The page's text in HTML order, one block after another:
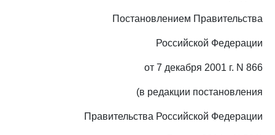
Постановлением Правительства
Российской Федерации
от 7 декабря 2001 г. N 866
(в редакции постановления
Правительства Российской Федерации